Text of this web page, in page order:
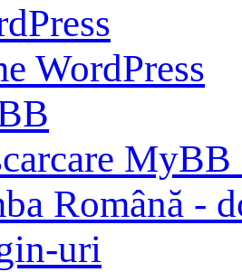
WordPress
MyBB
Română -
uri